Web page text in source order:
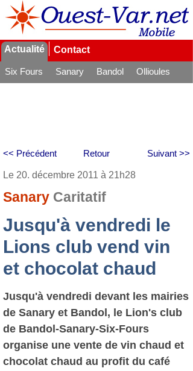
Actualité Contact
Six Fours Sanary Bandol
Ollioules
Retour
<< Précédent Suivant >>
Le 20. décembre 2011 à 21h28
Sanary Caritatif
Jusqu'à vendredi le
Lions club vend vin
et chocolat chaud
Jusqu'à vendredi devant les mairies
de Sanary et Bandol, le Lion's club
de Bandol-Sanary-Six-Fours
organise une vente de vin chaud et
chocolat chaud au profit du café